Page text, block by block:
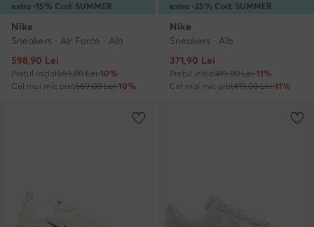
extra -15% Cod: SUMMER
Nike
Sneakers · Air Force · Alb
Prețul actual
598,90 Lei
Prețul inițial669,00 Lei-10%
Cel mai mic preț669,00 Lei-10%
extra -25% Cod: SUMMER
Nike
Sneakers · Alb
Prețul actual
371,90 Lei
Prețul inițial419,00 Lei-11%
Cel mai mic preț419,00 Lei-11%